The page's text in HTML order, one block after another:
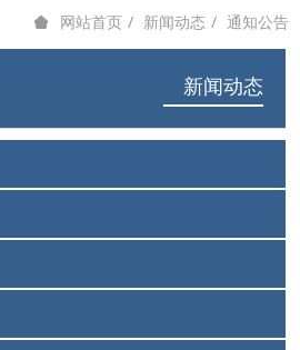
新闻动态
网站首页 新闻动态 通知公告